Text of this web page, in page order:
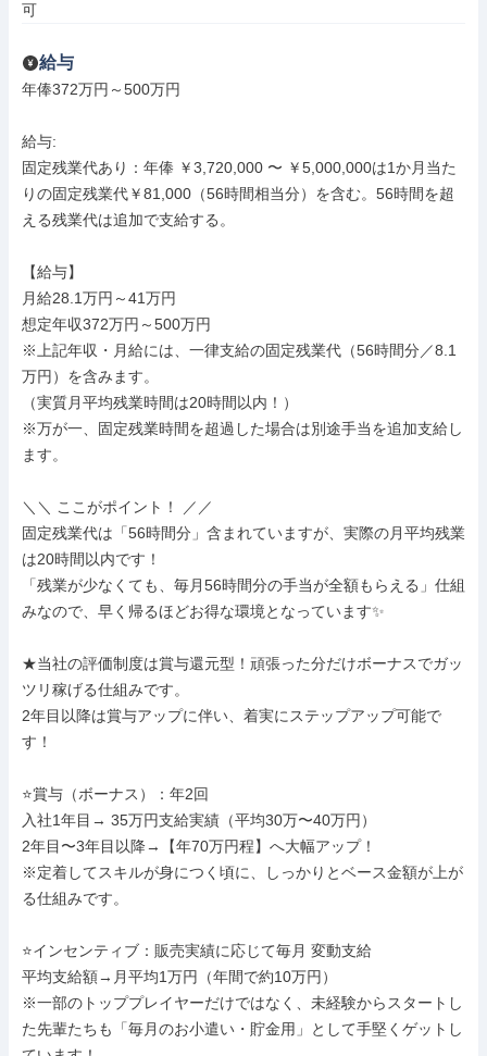
可
給与
年俸372万円～500万円
給与:
固定残業代あり：年俸 ￥3,720,000 〜 ￥5,000,000は1か月当た
りの固定残業代￥81,000（56時間相当分）を含む。56時間を超
える残業代は追加で支給する。
【給与】
月給28.1万円～41万円
想定年収372万円～500万円
※上記年収・月給には、一律支給の固定残業代（56時間分／8.1
万円）を含みます。
（実質月平均残業時間は20時間以内！）
※万が一、固定残業時間を超過した場合は別途手当を追加支給し
ます。
＼＼ ここがポイント！ ／／
固定残業代は「56時間分」含まれていますが、実際の月平均残業
は20時間以内です！
「残業が少なくても、毎月56時間分の手当が全額もらえる」仕組
みなので、早く帰るほどお得な環境となっています✨
★当社の評価制度は賞与還元型！頑張った分だけボーナスでガッ
ツリ稼げる仕組みです。
2年目以降は賞与アップに伴い、着実にステップアップ可能で
す！
⭐賞与（ボーナス）：年2回
入社1年目→ 35万円支給実績（平均30万〜40万円）
2年目〜3年目以降→【年70万円程】へ大幅アップ！
※定着してスキルが身につく頃に、しっかりとベース金額が上が
る仕組みです。
⭐インセンティブ：販売実績に応じて毎月 変動支給
平均支給額→月平均1万円（年間で約10万円）
※一部のトッププレイヤーだけではなく、未経験からスタートし
た先輩たちも「毎月のお小遣い・貯金用」として手堅くゲットし